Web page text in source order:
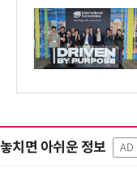
놓치면 아쉬운 정보 AD